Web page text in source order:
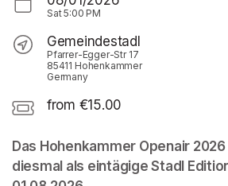
Sat5:00 PM
Gemeindestadl
Pfarrer-Egger-Str 17
85411 Hohenkammer
Germany
from €15.00
Das Hohenkammer Openair
diesmal als eintägige Stadl